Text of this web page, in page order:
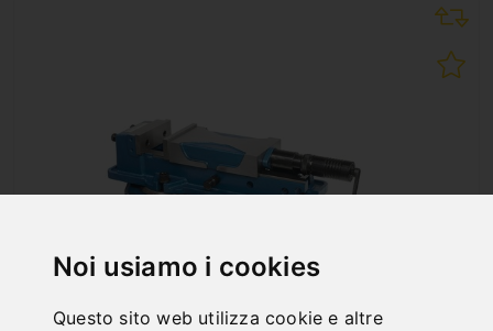
Noi usiamo i cookies
Questo sito web utilizza cookie e altre